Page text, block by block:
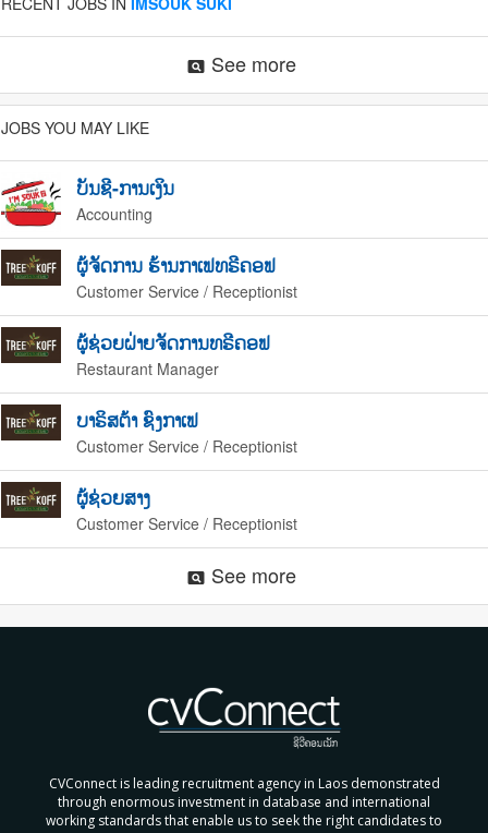
pageview See more
JOBS YOU MAY LIKE
ບັນຊີ-ການເງິນ
Accounting
ຜູ້ຈັດການ ຮ້ານກາເຟທຣີຄອຟ
Customer Service / Receptionist
ຜູ້ຊ່ວຍຝ່າຍຈັດການທຣີຄອຟ
Restaurant Manager
ບາຣິສຕ້າ ຊົງກາເຟ
Customer Service / Receptionist
ຜູ້ຊ່ວຍສາງ
Customer Service / Receptionist
pageview See more
CVConnect is leading recruitment agency in Laos demonstrated
through enormous investment in database and international
working standards that enable us to seek the right candidates to